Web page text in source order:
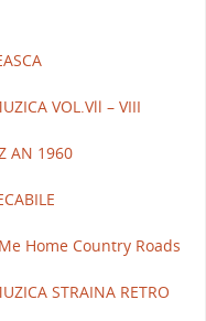
VOL.Vll – VIII
AN 1960
Home Country Roads
STRAINA RETRO